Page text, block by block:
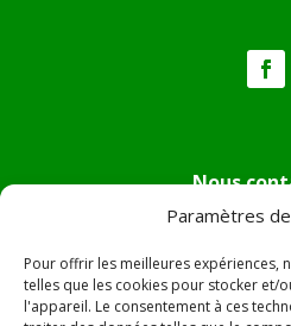
Paramètres
Pour offrir les meilleures expériences,
telles que les cookies pour stocker et/
l'appareil. Le consentement à ces
Nous
Tél :
Mail:
Adresse :Hôtel de
Le